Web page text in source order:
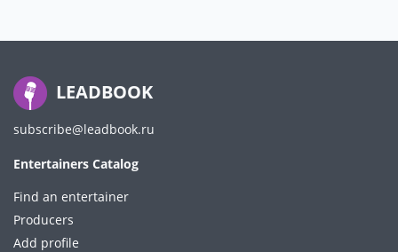
LEADBOOK
subscribe@leadbook.ru
Entertainers Catalog
Find an entertainer
Producers
Add profile